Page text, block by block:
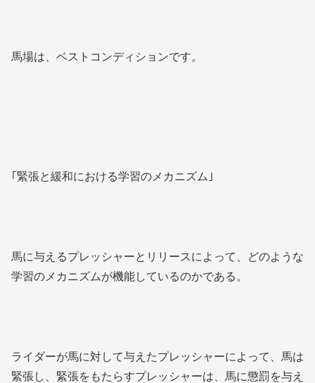
馬場は、ベストコンディションです。
｢緊張と緩和における学習のメカニズム｣
馬に与えるプレッシャーとリリースによって、どのような
学習のメカニズムが機能しているのかである。
ライダーが馬に対して与えたプレッシャーによって、馬は
緊張し、緊張をもたらすプレッシャーは、馬に懲罰を与え